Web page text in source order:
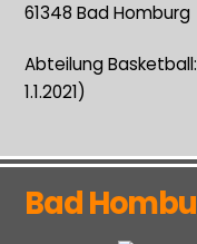
61348 Bad Homburg
Abteilung
1.1.2021)
Bad